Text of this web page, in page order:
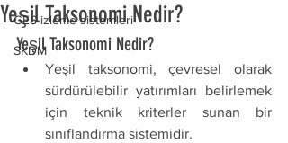
GES izleme sistemleri
SKDM
Yeşil Taksonomi Nedir?
Yeşil Taksonomi Nedir?
Yeşil taksonomi, çevresel olarak
sürdürülebilir yatırımları belirlemek
için teknik kriterler sunan bir
sınıflandırma sistemidir.